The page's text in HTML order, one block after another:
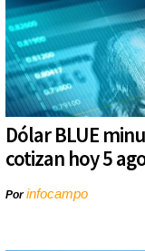
Dólar BLUE
cotizan hoy 5
Porinfocampo